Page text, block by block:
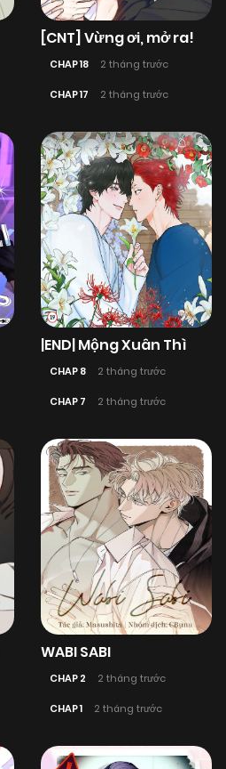
[CNT] Vừng ơi, mở ra!
CHAP 18 2 tháng trước
CHAP 17 2 tháng trước
|END| Mộng Xuân Thì
CHAP 8 2 tháng trước
CHAP 7 2 tháng trước
WABI SABI
CHAP 2 2 tháng trước
CHAP 1 2 tháng trước